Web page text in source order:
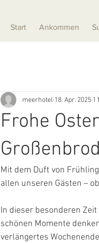
Start Ankommen
Frohe
meerhotel 18. Apr. 2025 1
Mit dem Duft von
allen unseren Gästen –
In dieser besonderen
schönen Momente
verlängertes